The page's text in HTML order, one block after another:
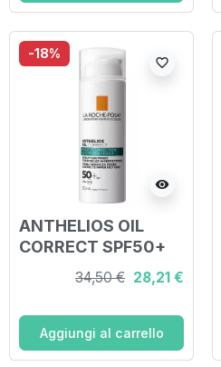
-18%
visibility
favorite_border
ANTHELIOS OIL
CORRECT SPF50+
34,50 € 28,21 €
Aggiungi al carrello